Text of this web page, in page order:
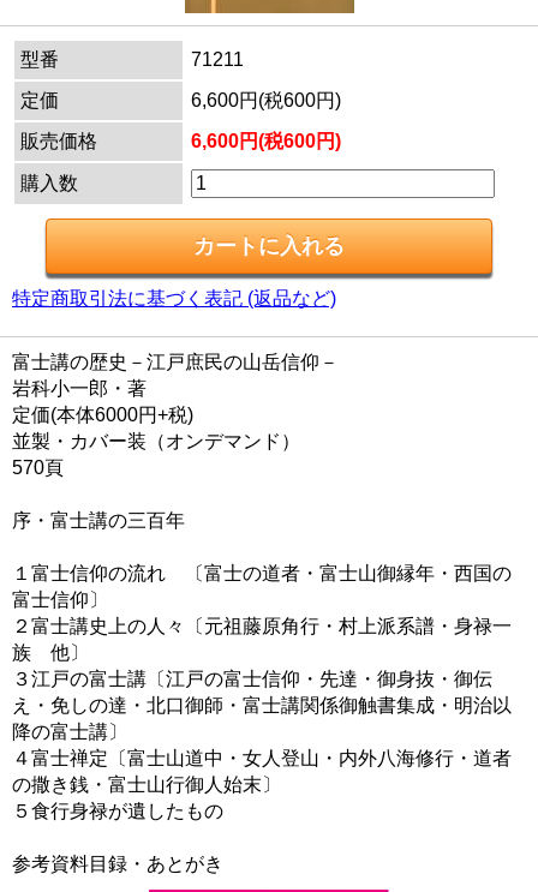
型番
71211
定価
6,600円(税600円)
販売価格
6,600円(税600円)
購入数
特定商取引法に基づく表記 (返品など)
富士講の歴史－江戸庶民の山岳信仰－
岩科小一郎・著
定価(本体6000円+税)
並製・カバー装（オンデマンド）
570頁
序・富士講の三百年
１富士信仰の流れ 〔富士の道者・富士山御縁年・西国の
富士信仰〕
２富士講史上の人々〔元祖藤原角行・村上派系譜・身禄一
族 他〕
３江戸の富士講〔江戸の富士信仰・先達・御身抜・御伝
え・免しの達・北口御師・富士講関係御触書集成・明治以
降の富士講〕
４富士禅定〔富士山道中・女人登山・内外八海修行・道者
の撒き銭・富士山行御人始末〕
５食行身禄が遺したもの
参考資料目録・あとがき